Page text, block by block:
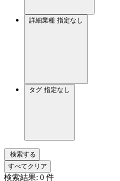
詳細業種 指定なし
タグ 指定なし
検索する
すべてクリア
検索結果: 0 件